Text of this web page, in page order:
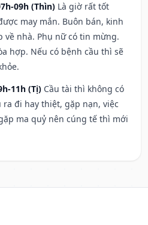
09h (Thìn) Là giờ rất tốt
may mắn. Buôn bán, kinh
về nhà. Phụ nữ có tin mừng.
hợp. Nếu có bệnh cầu thì sẽ
11h (Tị) Cầu tài thì không có
đi hay thiệt, gặp nạn, việc
ma quỷ nên cúng tế thì mới